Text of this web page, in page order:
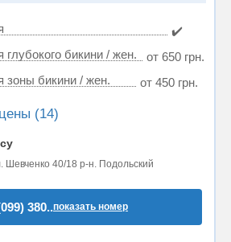
✔️
бикини / жен.
от 650 грн.
зоны бикини / жен.
от 450 грн.
(14)
Шевченко 40/18 р-н. Подольский
380..показать номер